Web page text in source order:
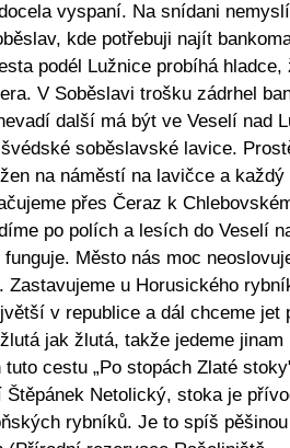
vyspaní. Na snídani
kde potřebuji najít
podél Lužnice probíhá hladce,
V Soběslavi trošku zádrhel
další má být ve Veselí nad
soběslavské lavice.
na náměstí na lavičce a každý
přes Čeraz k
po polích a lesích do Veselí
Město nás moc
Zastavujeme u Horusického
v republice a dál chceme jet
jak žlutá, takže jedeme jinam
cestu „Po stopách Zlaté
Netolický, stoka je
rybníků. Je to spíš pěšinou